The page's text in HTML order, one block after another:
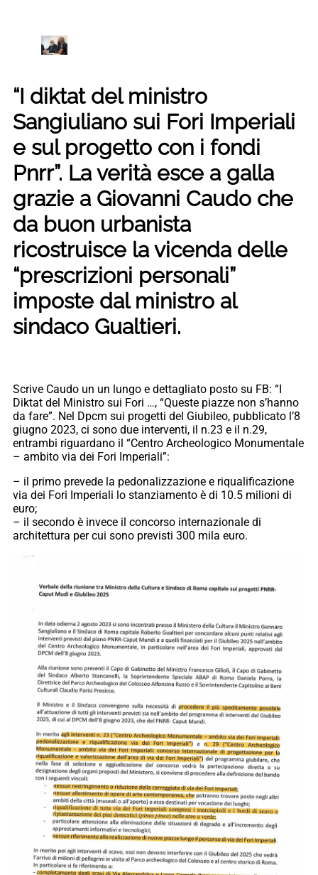
“I diktat del ministro
Sangiuliano sui Fori Imperiali
e sul progetto con i fondi
Pnrr”. La verità esce a galla
grazie a Giovanni Caudo che
da buon urbanista
ricostruisce la vicenda delle
“prescrizioni personali”
imposte dal ministro al
sindaco Gualtieri.
Scrive Caudo un un lungo e dettagliato posto su FB: “I
Diktat del Ministro sui Fori …, “Queste piazze non s’hanno
da fare”. Nel Dpcm sui progetti del Giubileo, pubblicato l’8
giugno 2023, ci sono due interventi, il n.23 e il n.29,
entrambi riguardano il “Centro Archeologico Monumentale
– ambito via dei Fori Imperiali”:
– il primo prevede la pedonalizzazione e riqualificazione
via dei Fori Imperiali lo stanziamento è di 10.5 milioni di
euro;
– il secondo è invece il concorso internazionale di
architettura per cui sono previsti 300 mila euro.